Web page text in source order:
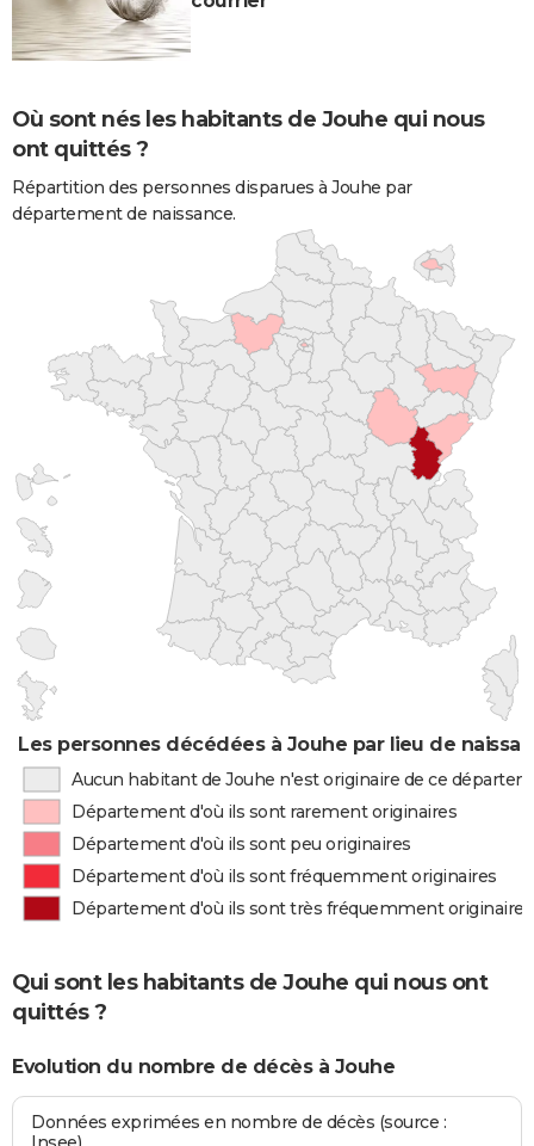
Où sont nés les habitants de Jouhe qui nous
ont quittés ?
Répartition des personnes disparues à Jouhe par
département de naissance.
Les personnes décédées à Jouhe par lieu de
Aucun habitant de Jouhe n'est originaire de ce
Département d'où ils sont rarement originaires
Département d'où ils sont peu originaires
Département d'où ils sont fréquemment originaires
Département d'où ils sont très fréquemment originaires
Qui sont les habitants de Jouhe qui nous ont
quittés ?
Evolution du nombre de décès à Jouhe
Données exprimées en nombre de décès (source :